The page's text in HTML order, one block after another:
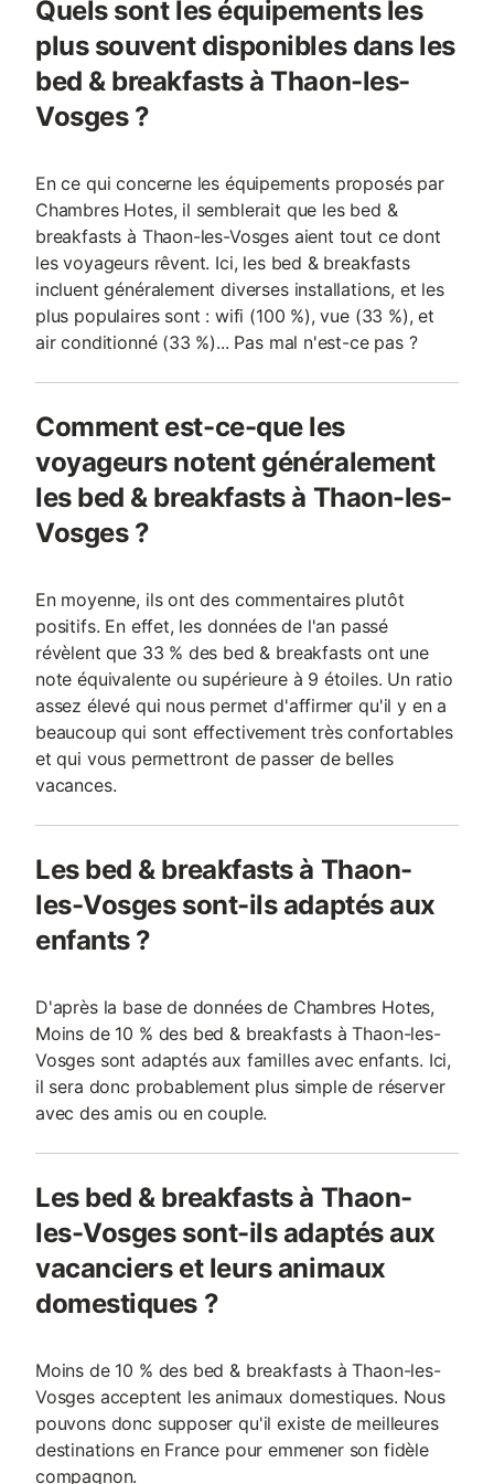
Quels sont les équipements les
plus souvent disponibles dans les
bed & breakfasts à Thaon-les-
Vosges ?
En ce qui concerne les équipements proposés par
Chambres Hotes, il semblerait que les bed &
breakfasts à Thaon-les-Vosges aient tout ce dont
les voyageurs rêvent. Ici, les bed & breakfasts
incluent généralement diverses installations, et les
plus populaires sont : wifi (100 %), vue (33 %), et
air conditionné (33 %)... Pas mal n'est-ce pas ?
Comment est-ce-que les
voyageurs notent généralement
les bed & breakfasts à Thaon-les-
Vosges ?
En moyenne, ils ont des commentaires plutôt
positifs. En effet, les données de l'an passé
révèlent que 33 % des bed & breakfasts ont une
note équivalente ou supérieure à 9 étoiles. Un ratio
assez élevé qui nous permet d'affirmer qu'il y en a
beaucoup qui sont effectivement très confortables
et qui vous permettront de passer de belles
vacances.
Les bed & breakfasts à Thaon-
les-Vosges sont-ils adaptés aux
enfants ?
D'après la base de données de Chambres Hotes,
Moins de 10 % des bed & breakfasts à Thaon-les-
Vosges sont adaptés aux familles avec enfants. Ici,
il sera donc probablement plus simple de réserver
avec des amis ou en couple.
Les bed & breakfasts à Thaon-
les-Vosges sont-ils adaptés aux
vacanciers et leurs animaux
domestiques ?
Moins de 10 % des bed & breakfasts à Thaon-les-
Vosges acceptent les animaux domestiques. Nous
pouvons donc supposer qu'il existe de meilleures
destinations en France pour emmener son fidèle
compagnon.